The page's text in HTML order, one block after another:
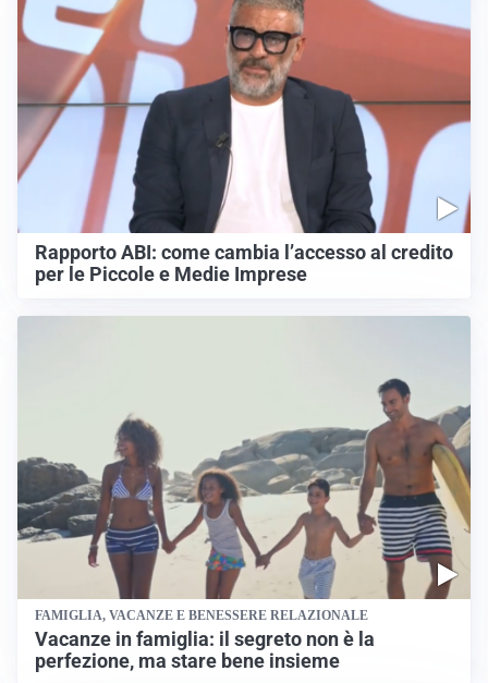
Rapporto ABI: come cambia l’accesso al credito
per le Piccole e Medie Imprese
FAMIGLIA, VACANZE E BENESSERE RELAZIONALE
Vacanze in famiglia: il segreto non è la
perfezione, ma stare bene insieme